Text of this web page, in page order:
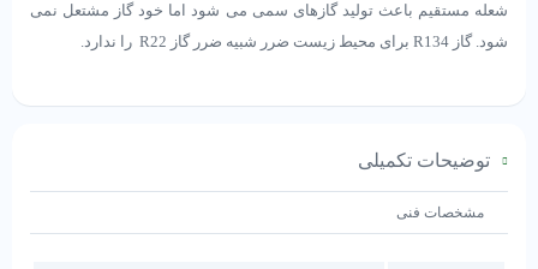
شعله مستقیم باعث تولید گازهای سمی می شود اما خود گاز مشتعل نمی
شود. گاز R134 برای محیط زیست ضرر شبیه ضرر گاز R22 را ندارد.
توضیحات تکمیلی
مشخصات فنی